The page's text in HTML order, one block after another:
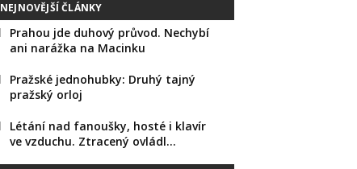
NEJNOVĚJŠÍ ČLÁNKY
Prahou jde duhový průvod. Nechybí
ani narážka na Macinku
Pražské jednohubky: Druhý tajný
pražský orloj
Létání nad fanoušky, hosté i klavír
ve vzduchu. Ztracený ovládl…